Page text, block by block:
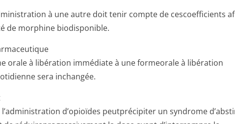
à une autre doit tenir compte de cescoefficients
de morphine biodisponible.
orale à libération immédiate à une formeorale à libération
sera inchangée.
d’opioïdes peutprécipiter un syndrome